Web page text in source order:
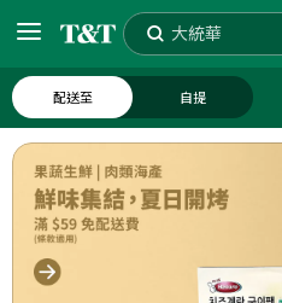
大統華
芒果
搜索
配送至 自提